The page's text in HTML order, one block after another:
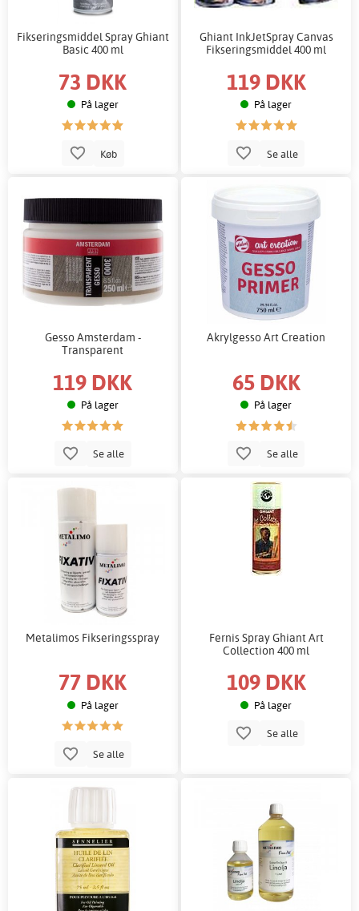
Fikseringsmiddel Spray Ghiant
Basic 400 ml
73 DKK
På lager
Køb
Ghiant InkJetSpray Canvas
Fikseringsmiddel 400 ml
119 DKK
På lager
Se alle
Gesso Amsterdam -
Transparent
119 DKK
På lager
Se alle
Akrylgesso Art Creation
65 DKK
På lager
Se alle
Metalimos Fikseringsspray
77 DKK
På lager
Se alle
Fernis Spray Ghiant Art
Collection 400 ml
109 DKK
På lager
Se alle